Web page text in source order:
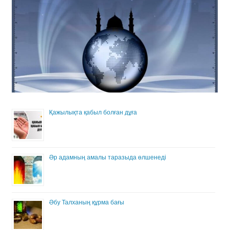
Қажылықта қабыл болған дұға
Әр адамның амалы таразыда өлшенеді
Әбу Талханың құрма бағы